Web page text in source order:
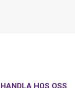
HANDLA HOS OSS